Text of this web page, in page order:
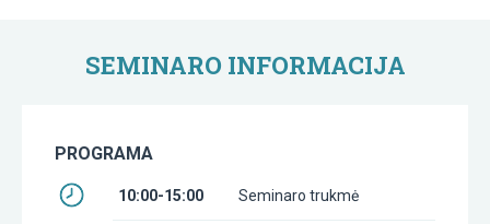
SEMINARO INFORMACIJA
PROGRAMA
10:00-15:00 Seminaro trukmė